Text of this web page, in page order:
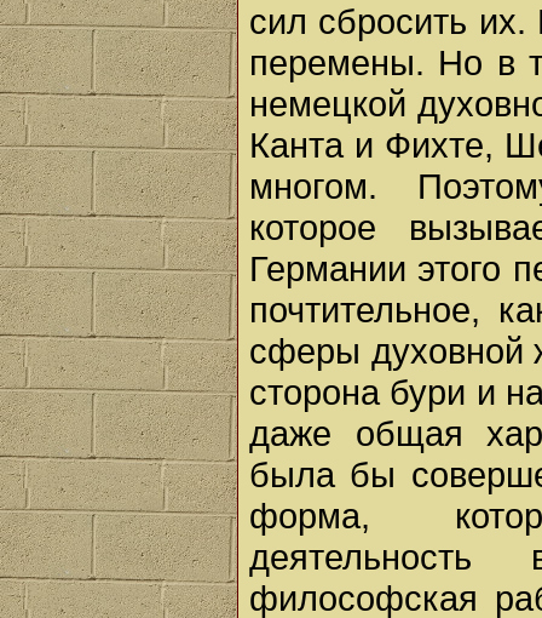
сил сбросить
перемены. Но в
немецкой
Канта и Фихте,
многом.
которое
Германии этого
почтительное,
сферы духовной
сторона бури и
даже общая
была бы
форма,
философская